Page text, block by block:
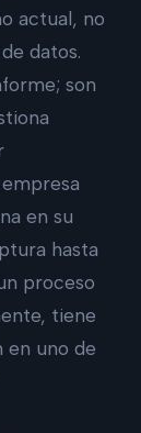
actual, no
datos.
son
en su
hasta
proceso
tiene
uno de